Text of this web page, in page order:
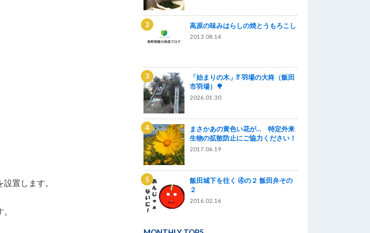
置します。
高原の味みはらしの焼とうもろこし
2013.08.14
「始まりの木」⁉ 羽場の大柊（飯田
市羽場）🌳
2026.01.30
まさかあの黄色い花が… 特定外来
生物の拡散防止にご協力ください！
2017.06.19
飯田城下を往く ④の２ 飯田弁その
２
2016.02.16